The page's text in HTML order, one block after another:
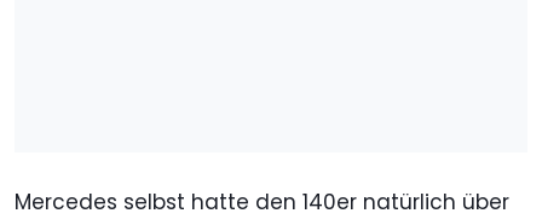
Mercedes selbst hatte den 140er natürlich über